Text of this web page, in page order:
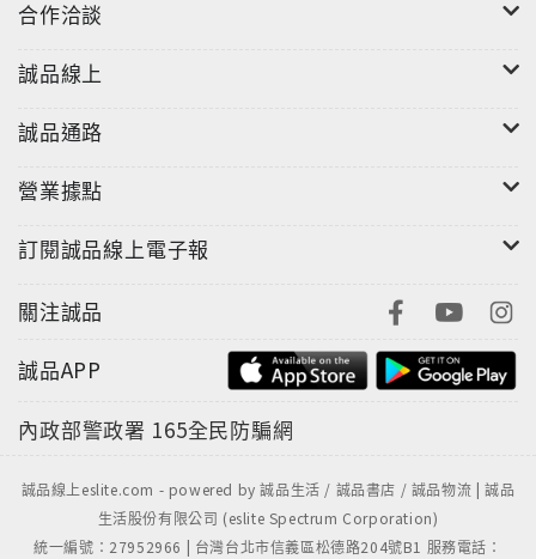
合作洽談
誠品線上
誠品通路
營業據點
訂閱誠品線上電子報
關注誠品
誠品APP
內政部警政署 165全民防騙網
誠品線上eslite.com - powered by 誠品生活 / 誠品書店 / 誠品物流 | 誠品
生活股份有限公司 (eslite Spectrum Corporation)
統一編號：27952966 | 台灣台北市信義區松德路204號B1 服務電話：